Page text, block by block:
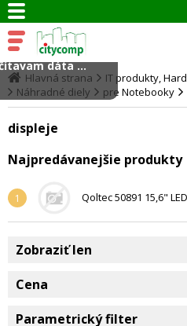
Hlavná strana
IT produkty,
Náhradné diely
pre Notebooky
displeje
Najpredávanejšie produkty
1
Qoltec 50891 15,6"
Zobraziť len
Cena
Parametrický filter
dáta ...